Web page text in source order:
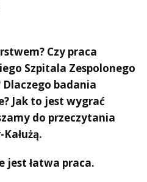
Czy praca
Szpitala Zespolonego
badania
Jak to jest wygrać
do przeczytania
jest łatwa praca.